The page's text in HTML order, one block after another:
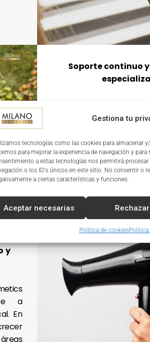
Gestiona tu
tecnologías como las cookies para almacenar
para mejorar la experiencia de navegación y
a estas tecnologías nos permitirá
o los ID's únicos en este sitio. No consentir o
a ciertas características y funciones.
Aceptar necesarias Rechazar
Política de cookiesPolítica
Soporte continuo
técnica y comercial,
de marketing
local. Este
implantación
consolidación en
y
a
En